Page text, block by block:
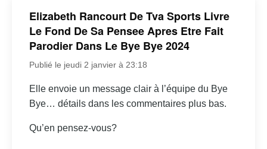
Elizabeth Rancourt De Tva Sports Livre
Le Fond De Sa Pensee Apres Etre Fait
Parodier Dans Le Bye Bye 2024
Publié le jeudi 2 janvier à 23:18
Elle envoie un message clair à l’équipe du Bye
Bye… détails dans les commentaires plus bas.
Qu’en pensez-vous?